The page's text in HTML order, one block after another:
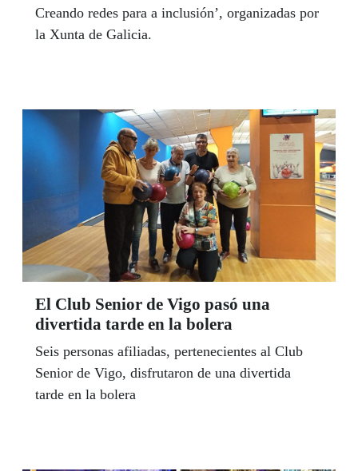
Creando redes para a inclusión’, organizadas por
la Xunta de Galicia.
El Club Senior de Vigo pasó una
divertida tarde en la bolera
Seis personas afiliadas, pertenecientes al Club
Senior de Vigo, disfrutaron de una divertida
tarde en la bolera